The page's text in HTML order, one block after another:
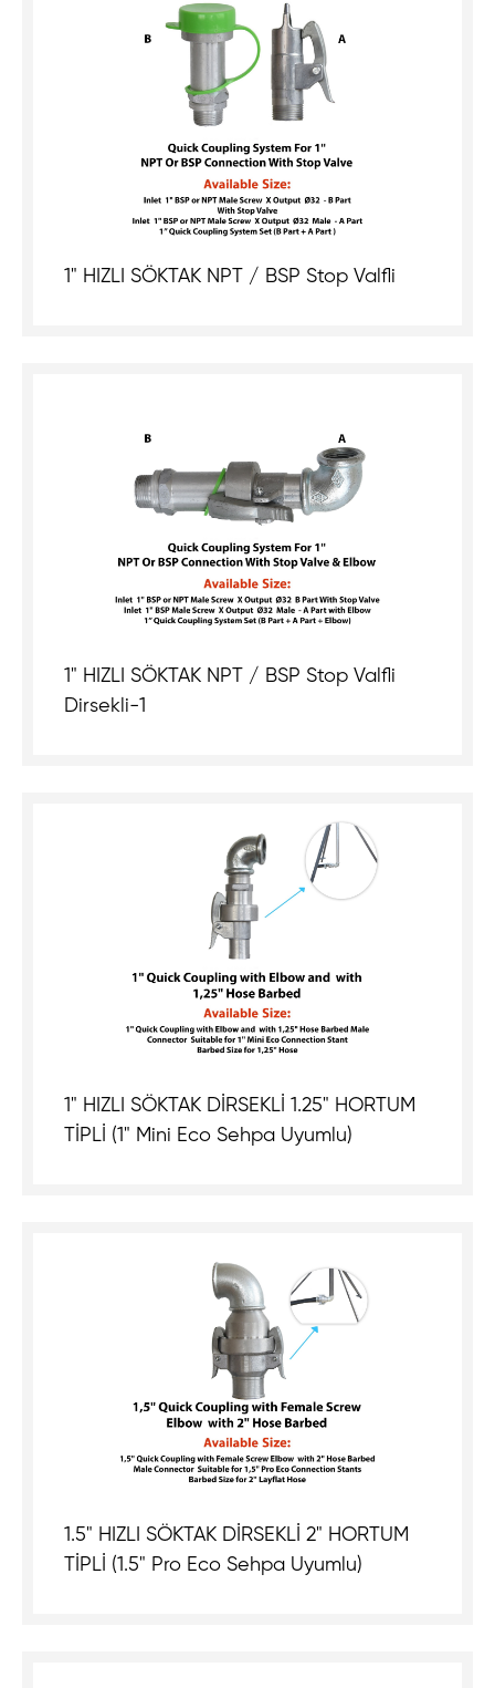
1" HIZLI SÖKTAK NPT / BSP Stop Valfli
1" HIZLI SÖKTAK NPT / BSP Stop Valfli
Dirsekli-1
1" HIZLI SÖKTAK DİRSEKLİ 1.25" HORTUM
TİPLİ (1" Mini Eco Sehpa Uyumlu)
1.5" HIZLI SÖKTAK DİRSEKLİ 2" HORTUM
TİPLİ (1.5" Pro Eco Sehpa Uyumlu)